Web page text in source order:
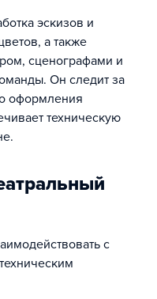
эскизов и
а также
сценографами и
Он следит за
оформления
техническую
с